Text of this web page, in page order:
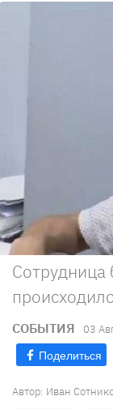
Сотрудница
СОБЫТИЯ 03
Поделиться
Автор: Иван